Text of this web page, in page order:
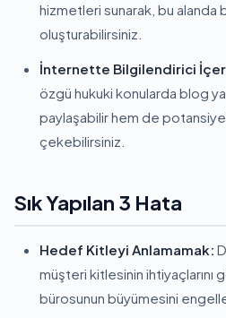
hizmetleri sunarak, bu alanda
oluşturabilirsiniz.
İnternette Bilgilendirici
özgü hukuki konularda blog
paylaşabilir hem de
çekebilirsiniz.
Sık Yapılan 3 Hata
Hedef Kitleyi Anlamamak:
müşteri kitlesinin ihtiyaçlarını
bürosunun büyümesini